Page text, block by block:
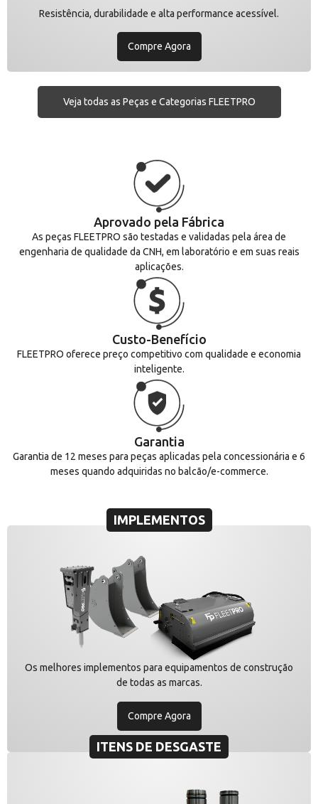
Resistência, durabilidade e alta performance acessível.
Compre Agora
Veja todas as Peças e Categorias FLEETPRO
Aprovado pela Fábrica
As peças FLEETPRO são testadas e validadas pela área de
engenharia de qualidade da CNH, em laboratório e em suas reais
aplicações.
Custo-Benefício
FLEETPRO oferece preço competitivo com qualidade e economia
inteligente.
Garantia
Garantia de 12 meses para peças aplicadas pela concessionária e 6
meses quando adquiridas no balcão/e-commerce.
IMPLEMENTOS
Os melhores implementos para equipamentos de construção
de todas as marcas.
Compre Agora
ITENS DE DESGASTE